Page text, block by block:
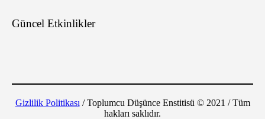
Güncel Etkinlikler
Gizlilik Politikası / Toplumcu Düşünce Enstitisü © 2021 / Tüm
hakları saklıdır.